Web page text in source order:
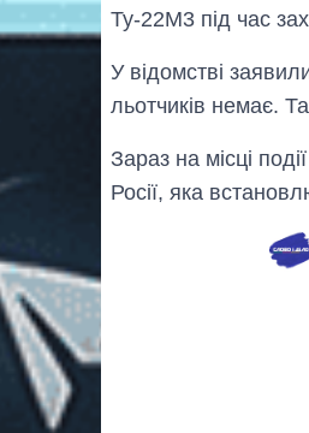
Ту-22М3 під час
У відомстві
льотчиків немає.
Зараз на місці
Росії, яка